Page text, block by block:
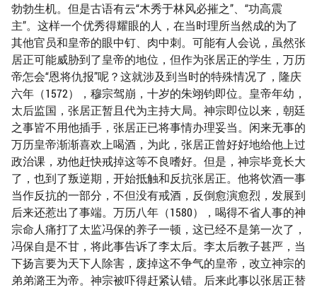
勃勃生机。但是古语有云“木秀于林风必摧之”、“功高震
主”。这样一个优秀得耀眼的人，在当时理所当然成的为了
其他官员和皇帝的眼中钉、肉中刺。可能有人会说，虽然张
居正可能威胁到了皇帝的地位，但作为张居正的学生，万历
帝怎会“恩将仇报”呢？这就涉及到当时的特殊情况了，隆庆
六年（1572），穆宗驾崩，十岁的朱翊钧即位。皇帝年幼，
太后监国，张居正暂且代为主持大局。神宗即位以来，朝廷
之事皆不用他插手，张居正已将事情办理妥当。闲来无事的
万历皇帝渐渐喜欢上喝酒，为此，张居正曾好好地给他上过
政治课，劝他赶快戒掉这等不良嗜好。但是，神宗毕竟长大
了，也到了叛逆期，开始抵触和反抗张居正。他将饮酒一事
当作反抗的一部分，不但没有戒酒，反倒愈演愈烈，发展到
后来还惹出了事端。万历八年（1580），喝得不省人事的神
宗命人痛打了太监冯保的养子一顿，这已经不是第一次了，
冯保自是不甘，将此事告诉了李太后。李太后教子甚严，当
下扬言要为天下人除害，废掉这不争气的皇帝，改立神宗的
弟弟潞王为帝。神宗被吓得赶紧认错。后来此事以张居正替